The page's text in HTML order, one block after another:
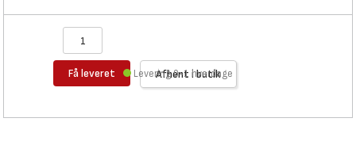
Få leveret Afhent i butik
Levering 0-1 hverdage